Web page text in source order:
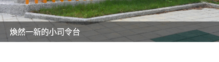
美麗的操場是我們活力的來源
美麗的操場是我們活力的來源
煥然一新的小司令台
煥然一新的小司令台
富含桃園埤塘田園風光意象的中廊
富含桃園埤塘田園風光意象的中廊
嶄新的中庭廣場
嶄新的中庭廣場
水生池生生不息
水生池生生不息